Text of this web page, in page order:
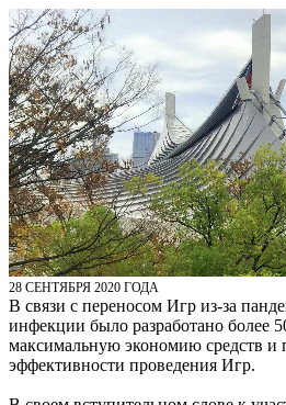
28 СЕНТЯБРЯ 2020 ГОДА
В связи с переносом Игр из-за
инфекции было разработано более
максимальную экономию средств
эффективности проведения Игр.